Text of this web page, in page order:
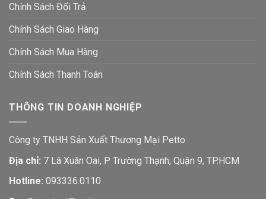
Chính Sách Đổi Trả
Chính Sách Giao Hàng
Chính Sách Mua Hàng
Chính Sách Thanh Toán
THÔNG TIN DOANH NGHIỆP
Công ty TNHH Sản Xuất Thương Mại Petto
Địa chỉ: 7 Lã Xuân Oai, P Trường Thạnh, Quận 9, TP.HCM
Hotline: 093336.0110